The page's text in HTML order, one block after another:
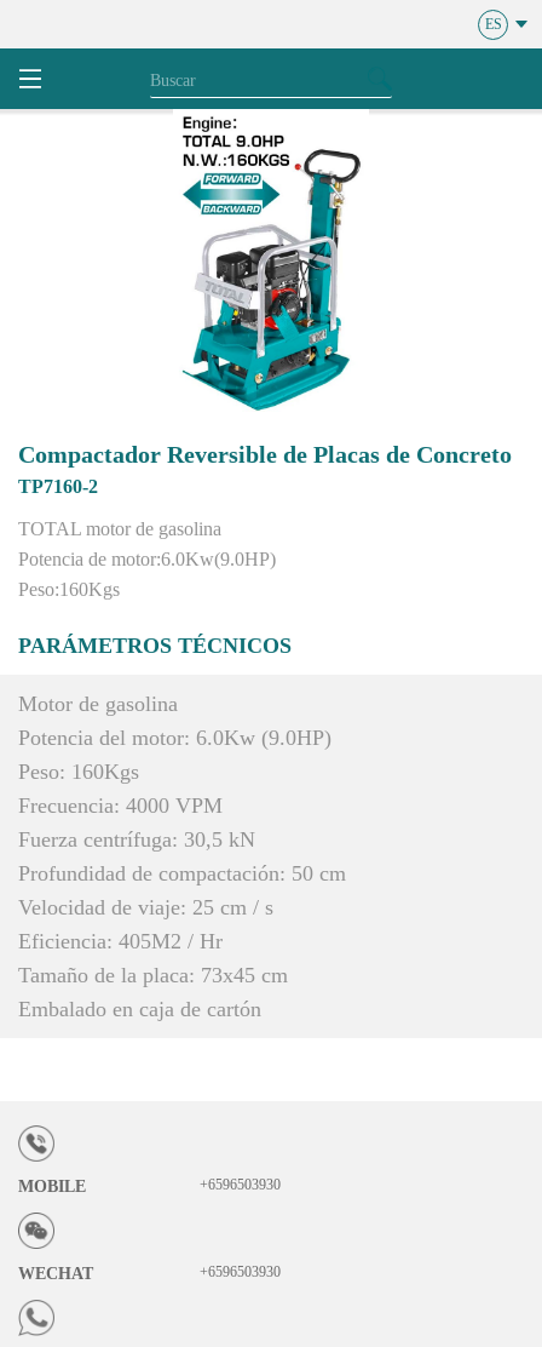
ES
Compactador Reversible de Placas de Concreto
TP7160-2
TOTAL motor de gasolina
Potencia de motor:6.0Kw(9.0HP)
Peso:160Kgs
PARÁMETROS TÉCNICOS
Motor de gasolina
Potencia del motor: 6.0Kw (9.0HP)
Peso: 160Kgs
Frecuencia: 4000 VPM
Fuerza centrífuga: 30,5 kN
Profundidad de compactación: 50 cm
Velocidad de viaje: 25 cm / s
Eficiencia: 405M2 / Hr
Tamaño de la placa: 73x45 cm
Embalado en caja de cartón
MOBILE +6596503930
WECHAT +6596503930